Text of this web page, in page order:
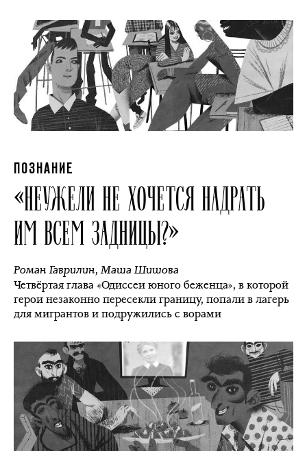
ПОЗНАНИЕ
«НЕУЖЕЛИ НЕ ХОЧЕТСЯ НАДРАТЬ
ИМ ВСЕМ ЗАДНИЦЫ?»
Роман Гаврилин,Маша Шишова
Четвёртая глава «Одиссеи юного беженца», в которой
герои незаконно пересекли границу, попали в лагерь
для мигрантов и подружились с ворами